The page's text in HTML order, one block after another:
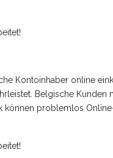
Kontoinhaber online
Belgische Kunden
können problemlos